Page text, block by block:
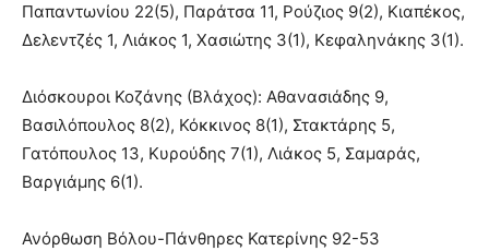
Παπαντωνίου 22(5), Παράτσα 11, Ρούζιος 9(2), Κιαπέκος,
Δελεντζές 1, Λιάκος 1, Χασιώτης 3(1), Κεφαληνάκης 3(1).
Διόσκουροι Κοζάνης (Βλάχος): Αθανασιάδης 9,
Βασιλόπουλος 8(2), Κόκκινος 8(1), Στακτάρης 5,
Γατόπουλος 13, Κυρούδης 7(1), Λιάκος 5, Σαμαράς,
Βαργιάμης 6(1).
Ανόρθωση Βόλου-Πάνθηρες Κατερίνης 92-53